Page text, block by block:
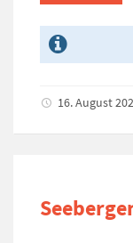
16. August